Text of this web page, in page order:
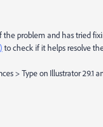
the problem and has tried
to check if it helps resolve
> Type on Illustrator 29.1